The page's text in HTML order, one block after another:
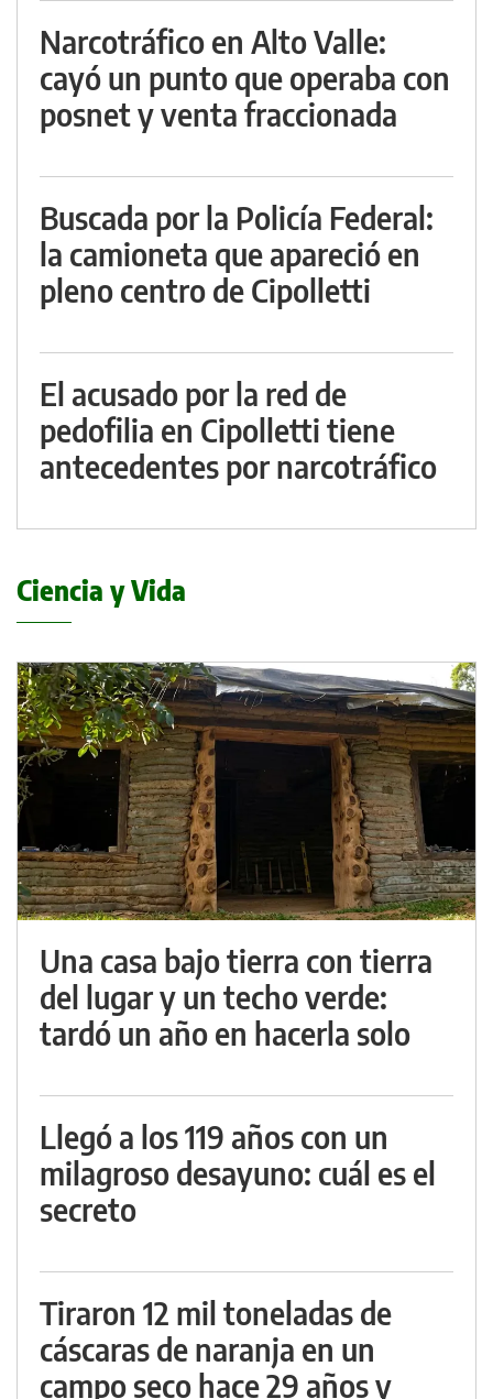
Narcotráfico en Alto Valle:
cayó un punto que operaba con
posnet y venta fraccionada
Buscada por la Policía Federal:
la camioneta que apareció en
pleno centro de Cipolletti
El acusado por la red de
pedofilia en Cipolletti tiene
antecedentes por narcotráfico
Ciencia y Vida
Una casa bajo tierra con tierra
del lugar y un techo verde:
tardó un año en hacerla solo
Llegó a los 119 años con un
milagroso desayuno: cuál es el
secreto
Tiraron 12 mil toneladas de
cáscaras de naranja en un
campo seco hace 29 años y